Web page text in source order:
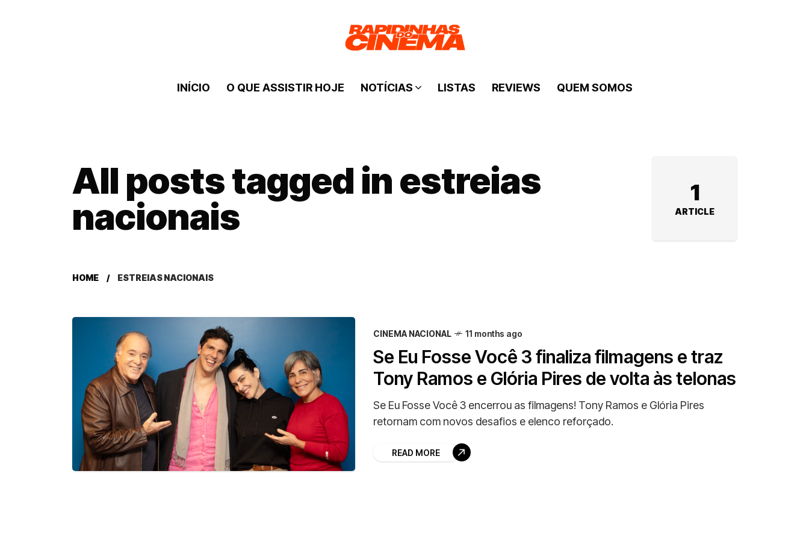
INÍCIO O QUE ASSISTIR HOJE NOTÍCIAS LISTAS REVIEWS QUEM SOMOS
All posts tagged in estreias
nacionais
1
ARTICLE
HOME ESTREIAS NACIONAIS
CINEMA NACIONAL 11 months ago
Se Eu Fosse Você 3 finaliza filmagens e traz
Tony Ramos e Glória Pires de volta às telonas
Se Eu Fosse Você 3 encerrou as filmagens! Tony Ramos e Glória Pires
retornam com novos desafios e elenco reforçado.
READ MORE